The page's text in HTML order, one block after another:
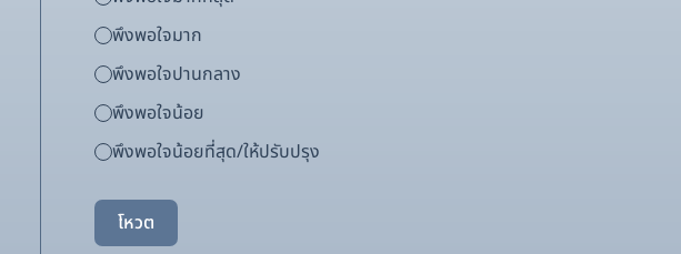
พึงพอใจมาก
พึงพอใจปานกลาง
พึงพอใจน้อย
พึงพอใจน้อยที่สุด/ให้ปรับปรุง
โหวต